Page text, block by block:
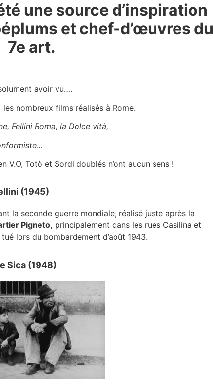
une source d’inspiration
et chef-d’œuvres du
7e art.
avoir vu….
nombreux films réalisés à Rome.
Fellini Roma, la Dolce vità,
…
V.O, Totò et Sordi doublés n’ont aucun sens !
(1945)
la seconde guerre mondiale, réalisé juste après la
Pigneto, principalement dans les rues Casilina et
lors du bombardement d’août 1943.
Sica (1948)